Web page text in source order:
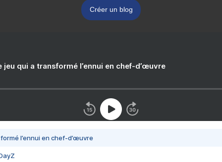
Créer un blog
jeu qui a transformé l’ennui en chef-d’œuvre
l’ennui en chef-d’œuvre